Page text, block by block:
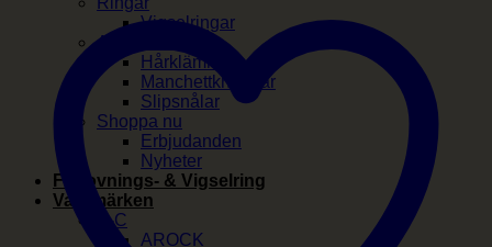
Vigselringar
Accessoarer
Hårklämmor
Manchettknappar
Slipsnålar
Shoppa nu
Erbjudanden
Nyheter
Förlovnings- & Vigselring
Varumärken
A-C
AROCK